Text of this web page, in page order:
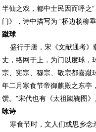
半仙之戏，都中士民因而呼之
门》，诗中描写为 “桥边杨柳
蹴球
盛行于唐，宋《文献通考》
丈，络网于上，为门以度球，
宗、宪宗、穆宗、敬宗都喜蹴
年二月寒食节帝御麒殿之东亭
馔。”宋代也有《太祖蹴鞠图》
咏诗
寒食节时，文人们或思乡念